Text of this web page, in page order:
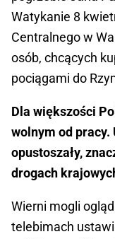
Watykanie 8
Centralnego w
osób, chcących
pociągami do
Dla większości
wolnym od pracy.
opustoszały,
drogach
Wierni mogli
telebimach